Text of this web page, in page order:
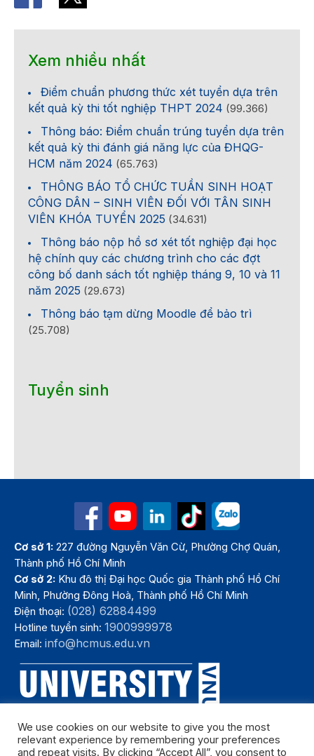
Xem nhiều nhất
Điểm chuẩn phương thức xét tuyển dựa trên
kết quả kỳ thi tốt nghiệp THPT 2024 (99.366)
Thông báo: Điểm chuẩn trúng tuyển dựa trên
kết quả kỳ thi đánh giá năng lực của ĐHQG-
HCM năm 2024 (65.763)
THÔNG BÁO TỔ CHỨC TUẦN SINH HOẠT
CÔNG DÂN – SINH VIÊN ĐỐI VỚI TÂN SINH
VIÊN KHÓA TUYỂN 2025 (34.631)
Thông báo nộp hồ sơ xét tốt nghiệp đại học
hệ chính quy các chương trình cho các đợt
công bố danh sách tốt nghiệp tháng 9, 10 và 11
năm 2025 (29.673)
Thông báo tạm dừng Moodle để bảo trì
(25.708)
Tuyển sinh
Cơ sở 1: 227 đường Nguyễn Văn Cừ, Phường Chợ Quán,
Thành phố Hồ Chí Minh
Cơ sở 2: Khu đô thị Đại học Quốc gia Thành phố Hồ Chí
Minh, Phường Đông Hoà, Thành phố Hồ Chí Minh
Điện thoại: (028) 62884499
Hotline tuyển sinh:1900999978
Email:info@hcmus.edu.vn
We use cookies on our website to give you the most
relevant experience by remembering your preferences
and repeat visits. By clicking “Accept All”, you consent to